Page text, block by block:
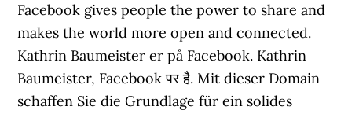
Facebook gives people the power to share and
makes the world more open and connected.
Kathrin Baumeister er på Facebook. Kathrin
Baumeister, Facebook पर है. Mit dieser Domain
schaffen Sie die Grundlage für ein solides